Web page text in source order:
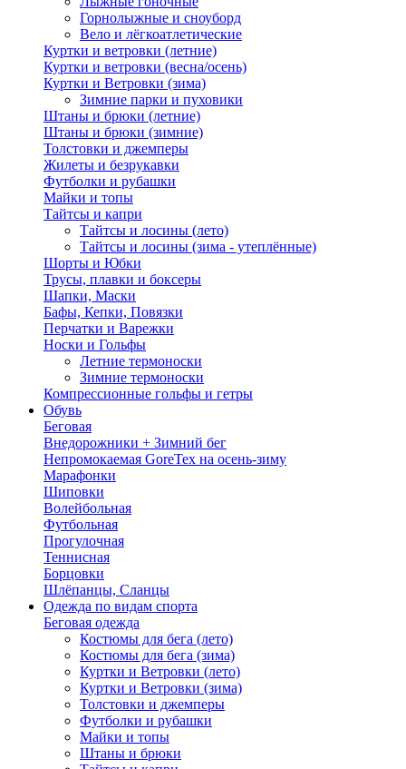
Горнолыжные и сноуборд
Вело и лёгкоатлетические
Куртки и ветровки (летние)
Куртки и ветровки (весна/осень)
Куртки и Ветровки (зима)
Зимние парки и пуховики
Штаны и брюки (летние)
Штаны и брюки (зимние)
Толстовки и джемперы
Жилеты и безрукавки
Футболки и рубашки
Майки и топы
Тайтсы и капри
Тайтсы и лосины (лето)
Тайтсы и лосины (зима - утеплённые)
Шорты и Юбки
Трусы, плавки и боксеры
Шапки, Маски
Бафы, Кепки, Повязки
Перчатки и Варежки
Носки и Гольфы
Летние термоноски
Зимние термоноски
Компрессионные гольфы и гетры
Обувь
Беговая
Внедорожники + Зимний бег
Непромокаемая GoreTex на осень-зиму
Марафонки
Шиповки
Волейбольная
Футбольная
Прогулочная
Теннисная
Борцовки
Шлёпанцы, Сланцы
Одежда по видам спорта
Беговая одежда
Костюмы для бега (лето)
Костюмы для бега (зима)
Куртки и Ветровки (лето)
Куртки и Ветровки (зима)
Толстовки и джемперы
Футболки и рубашки
Майки и топы
Штаны и брюки